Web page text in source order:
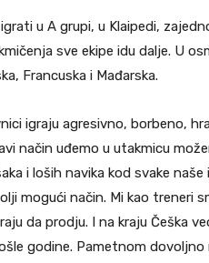
u A grupi, u Klaipedi,
sve ekipe idu dalje. U
Francuska i Mađarska.
igraju agresivno, borbeno,
način uđemo u utakmicu
i loših navika kod svake naše
mogući način. Mi kao treneri
da prodju. I na kraju Češka
godine. Pametnom dovoljno